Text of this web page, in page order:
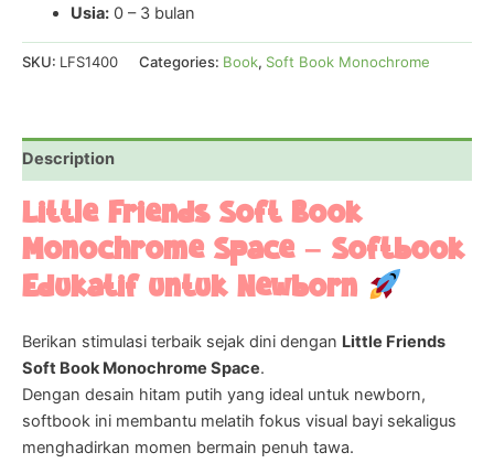
Usia:0 – 3 bulan
SKU: LFS1400 Categories: Book, Soft Book Monochrome
Description
Little Friends Soft Book
Monochrome Space – Softbook
Edukatif untuk Newborn
Berikan stimulasi terbaik sejak dini dengan Little Friends
Soft Book Monochrome Space.
Dengan desain hitam putih yang ideal untuk newborn,
softbook ini membantu melatih fokus visual bayi sekaligus
menghadirkan momen bermain penuh tawa.